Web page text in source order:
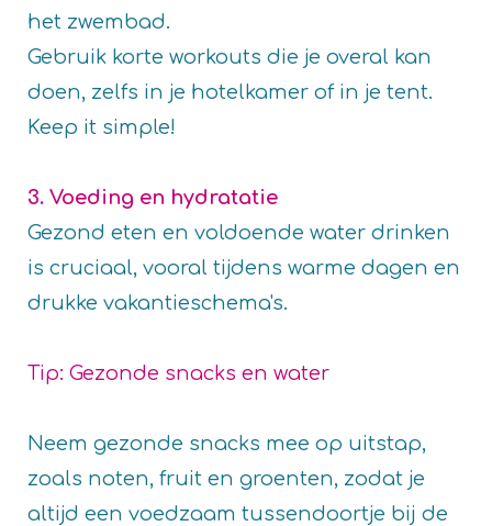
het zwembad.
Gebruik korte workouts die je overal kan
doen, zelfs in je hotelkamer of in je tent.
Keep it simple!
3. Voeding en hydratatie
Gezond eten en voldoende water drinken
is cruciaal, vooral tijdens warme dagen en
drukke vakantieschema's.
Tip: Gezonde snacks en water
Neem gezonde snacks mee op uitstap,
zoals noten, fruit en groenten, zodat je
altijd een voedzaam tussendoortje bij de